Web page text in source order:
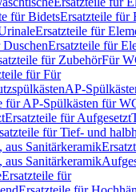
für BidetsErsatzteile für
Ersatzteile für
Ersatzteile für
für ZubehörFür
für Für
AP-
für AP-Spülkästen für
Ersatzteile für Aufgesetzt
für Tief- und
aus Sanitärkeramik
aus Sanitärkeramik
Ersatzteile für